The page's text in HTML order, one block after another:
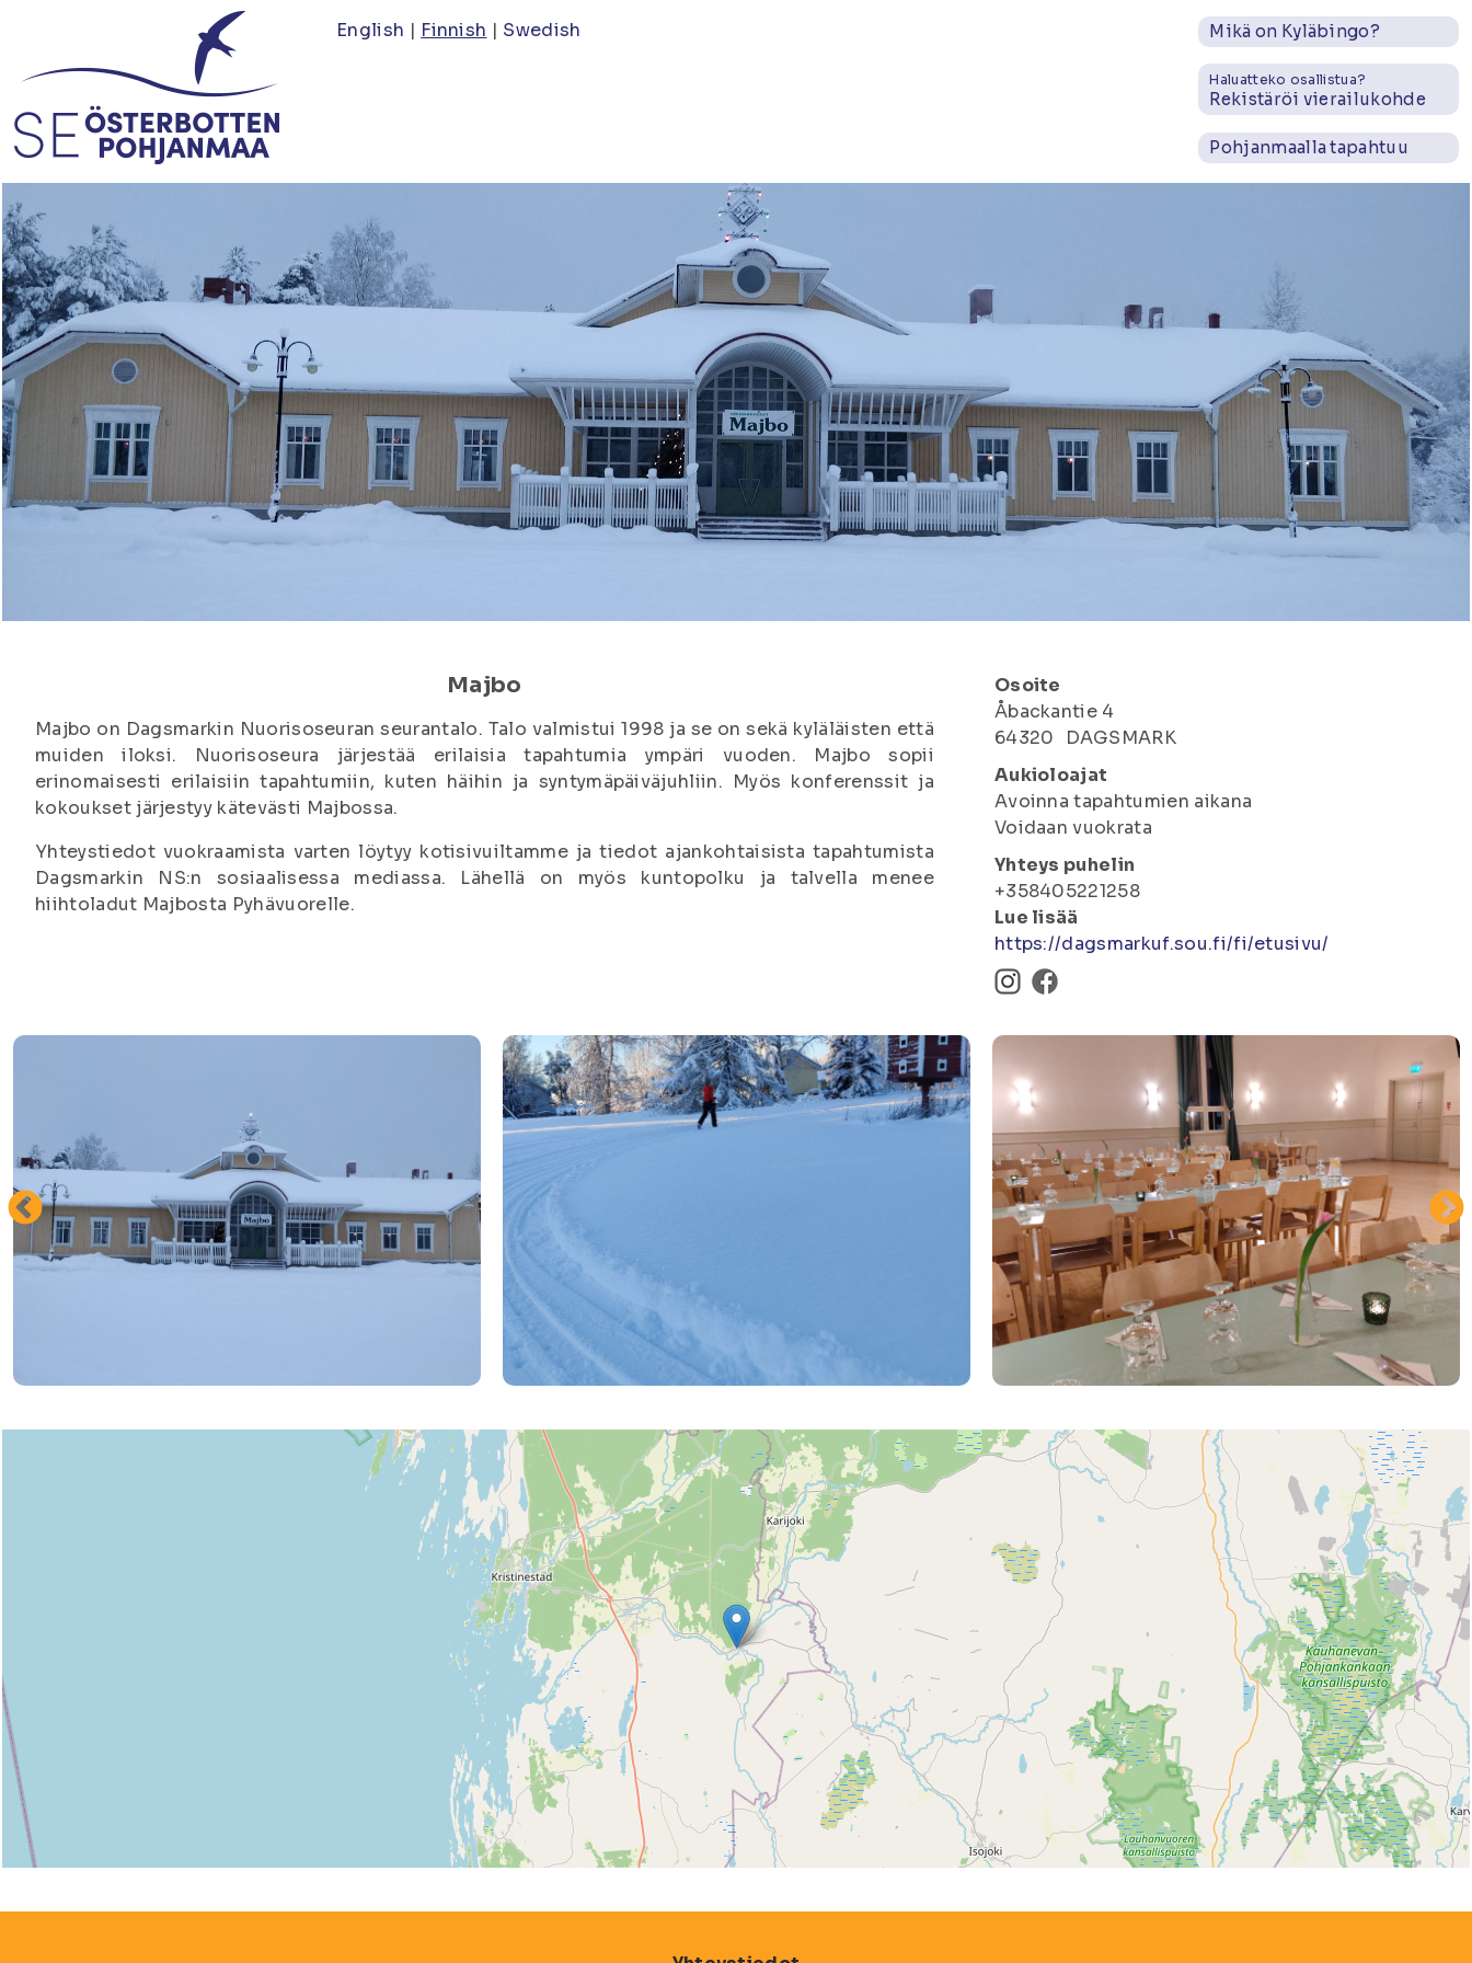
English Finnish Swedish Mikä on Kyläbingo?
Haluatteko osallistua?
Rekistäröi vierailukohde
Pohjanmaalla tapahtuu
Majbo
Majbo on Dagsmarkin Nuorisoseuran seurantalo. Talo valmistui 1998 ja se on sekä kyläläisten että
muiden iloksi. Nuorisoseura järjestää erilaisia tapahtumia ympäri vuoden. Majbo sopii
erinomaisesti erilaisiin tapahtumiin, kuten häihin ja syntymäpäiväjuhliin. Myös konferenssit ja
kokoukset järjestyy kätevästi Majbossa.
Yhteystiedot vuokraamista varten löytyy kotisivuiltamme ja tiedot ajankohtaisista tapahtumista
Dagsmarkin NS:n sosiaalisessa mediassa. Lähellä on myös kuntopolku ja talvella menee
hiihtoladut Majbosta Pyhävuorelle.
Osoite
Åbackantie 4
64320
DAGSMARK
Aukioloajat
Avoinna tapahtumien aikana
Voidaan vuokrata
Yhteys puhelin
+358405221258
Lue lisää
https://dagsmarkuf.sou.fi/fi/etusivu/